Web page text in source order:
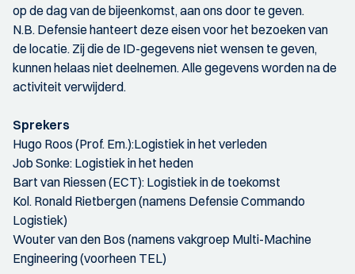
op de dag van de bijeenkomst, aan ons door te geven.
N.B. Defensie hanteert deze eisen voor het bezoeken van
de locatie. Zij die de ID-gegevens niet wensen te geven,
kunnen helaas niet deelnemen. Alle gegevens worden na de
activiteit verwijderd.
Sprekers
Hugo Roos (Prof. Em.):Logistiek in het verleden
Job Sonke: Logistiek in het heden
Bart van Riessen (ECT): Logistiek in de toekomst
Kol. Ronald Rietbergen (namens Defensie Commando
Logistiek)
Wouter van den Bos (namens vakgroep Multi-Machine
Engineering (voorheen TEL)